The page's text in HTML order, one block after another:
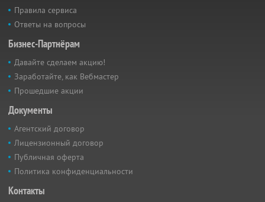
Правила сервиса
Ответы на вопросы
Бизнес-Партнёрам
Давайте сделаем акцию!
Заработайте, как Вебмастер
Прошедшие акции
Документы
Агентский договор
Лицензионный договор
Публичная оферта
Политика конфиденциальности
Контакты